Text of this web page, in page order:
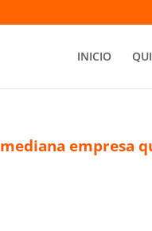
INICIO
empresa